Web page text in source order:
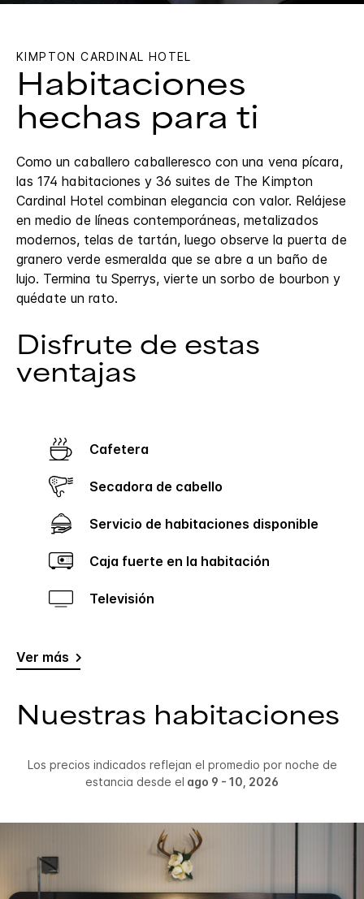
KIMPTON CARDINAL HOTEL
Habitaciones
hechas para ti
Como un caballero caballeresco con una vena pícara,
las 174 habitaciones y 36 suites de The Kimpton
Cardinal Hotel combinan elegancia con valor. Relájese
en medio de líneas contemporáneas, metalizados
modernos, telas de tartán, luego observe la puerta de
granero verde esmeralda que se abre a un baño de
lujo. Termina tu Sperrys, vierte un sorbo de bourbon y
quédate un rato.
Disfrute de estas
ventajas
Cafetera
Secadora de cabello
Servicio de habitaciones disponible
Caja fuerte en la habitación
Televisión
Ver más
Nuestras habitaciones
Los precios indicados reflejan el promedio por noche de
estancia desde el ago 9 - 10, 2026